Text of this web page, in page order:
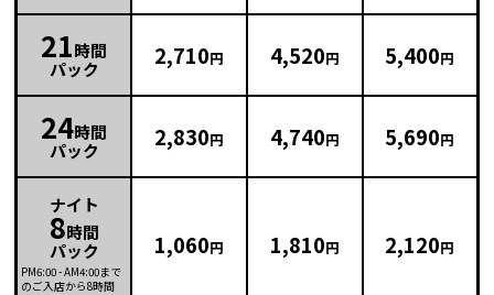
21時間
パック
2,710円 4,520円 5,400円
24時間
パック
2,830円 4,740円 5,690円
ナイト
8時間
パック
PM6:00-AM4:00まで
のご入店から8時間
1,060円 1,810円 2,120円